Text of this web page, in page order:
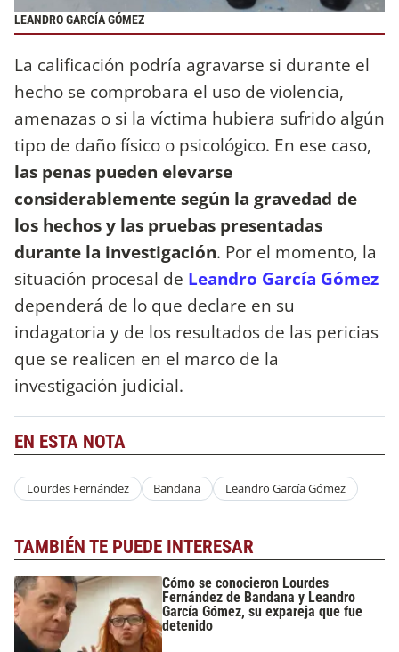
LEANDRO GARCÍA GÓMEZ
La calificación podría agravarse si durante el
hecho se comprobara el uso de violencia,
amenazas o si la víctima hubiera sufrido algún
tipo de daño físico o psicológico. En ese caso,
las penas pueden elevarse
considerablemente según la gravedad de
los hechos y las pruebas presentadas
durante la investigación. Por el momento, la
situación procesal de Leandro García Gómez
dependerá de lo que declare en su
indagatoria y de los resultados de las pericias
que se realicen en el marco de la
investigación judicial.
EN ESTA NOTA
Lourdes Fernández Bandana Leandro García Gómez
TAMBIÉN TE PUEDE INTERESAR
Cómo se conocieron Lourdes
Fernández de Bandana y Leandro
García Gómez, su expareja que fue
detenido